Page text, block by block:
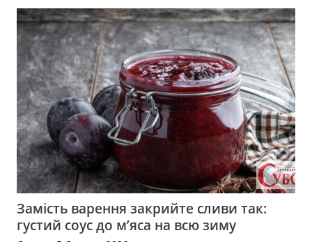
Замість варення закрийте сливи так:
густий соус до м’яса на всю зиму